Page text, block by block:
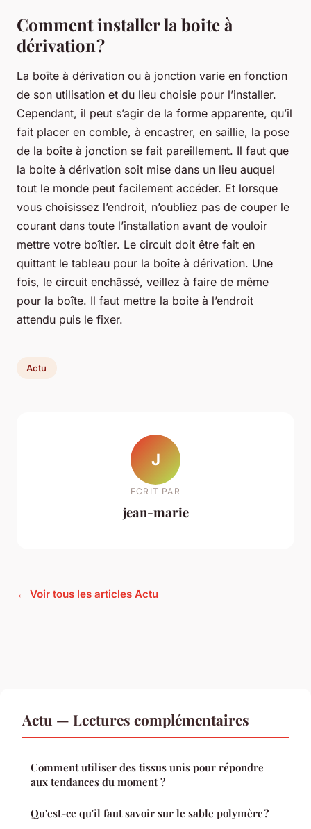
Comment installer la boite à
dérivation ?
La boîte à dérivation ou à jonction varie en fonction
de son utilisation et du lieu choisie pour l’installer.
Cependant, il peut s’agir de la forme apparente, qu’il
fait placer en comble, à encastrer, en saillie, la pose
de la boîte à jonction se fait pareillement. Il faut que
la boite à dérivation soit mise dans un lieu auquel
tout le monde peut facilement accéder. Et lorsque
vous choisissez l’endroit, n’oubliez pas de couper le
courant dans toute l’installation avant de vouloir
mettre votre boîtier. Le circuit doit être fait en
quittant le tableau pour la boîte à dérivation. Une
fois, le circuit enchâssé, veillez à faire de même
pour la boîte. Il faut mettre la boite à l’endroit
attendu puis le fixer.
Actu
J
ECRIT PAR
jean-marie
← Voir tous les articles Actu
Actu — Lectures complémentaires
Comment utiliser des tissus unis pour répondre
aux tendances du moment ?
Qu'est-ce qu'il faut savoir sur le sable polymère ?